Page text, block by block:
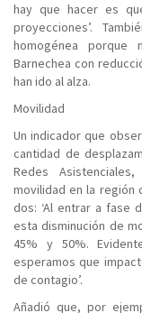
hay que hacer es
proyecciones’.
homogénea porque
Barnechea con
han ido al alza.
Movilidad
Un indicador que
cantidad de
Redes
movilidad en la región
dos: ‘Al entrar a fase
esta disminución de
45% y 50%.
esperamos que
de contagio’.
Añadió que, por